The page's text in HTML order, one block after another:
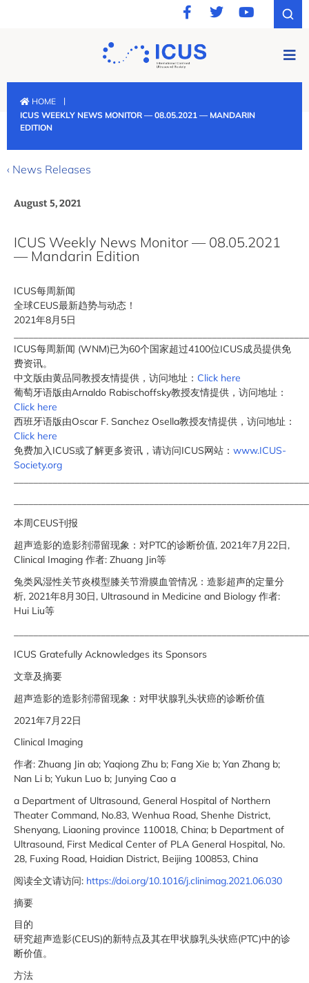
HOME
|
ICUS WEEKLY NEWS MONITOR — 08.05.2021 — MANDARIN
EDITION
‹ News Releases
August 5, 2021
ICUS Weekly News Monitor — 08.05.2021
— Mandarin Edition
ICUS每周新闻
全球CEUS最新趋势与动态！
2021年8月5日
ICUS每周新闻 (WNM)已为60个国家超过4100位ICUS成员提供免
费资讯。
中文版由黄品同教授友情提供，访问地址： Click here
葡萄牙语版由Arnaldo Rabischoffsky教授友情提供，访问地址：
Click here
西班牙语版由Oscar F. Sanchez Osella教授友情提供，访问地址：
Click here
免费加入ICUS或了解更多资讯，请访问ICUS网站： www.ICUS-
Society.org
本周CEUS刊报
超声造影的造影剂滞留现象：对PTC的诊断价值, 2021年7月22日,
Clinical Imaging 作者: Zhuang Jin等
兔类风湿性关节炎模型膝关节滑膜血管情况：造影超声的定量分
析, 2021年8月30日, Ultrasound in Medicine and Biology 作者:
Hui Liu等
ICUS Gratefully Acknowledges its Sponsors
文章及摘要
超声造影的造影剂滞留现象：对甲状腺乳头状癌的诊断价值
2021年7月22日
Clinical Imaging
作者: Zhuang Jin ab; Yaqiong Zhu b; Fang Xie b; Yan Zhang b;
Nan Li b; Yukun Luo b; Junying Cao a
a Department of Ultrasound, General Hospital of Northern
Theater Command, No.83, Wenhua Road, Shenhe District,
Shenyang, Liaoning province 110018, China; b Department of
Ultrasound, First Medical Center of PLA General Hospital, No.
28, Fuxing Road, Haidian District, Beijing 100853, China
阅读全文请访问: https://doi.org/10.1016/j.clinimag.2021.06.030
摘要
目的
研究超声造影(CEUS)的新特点及其在甲状腺乳头状癌(PTC)中的诊
断价值。
方法